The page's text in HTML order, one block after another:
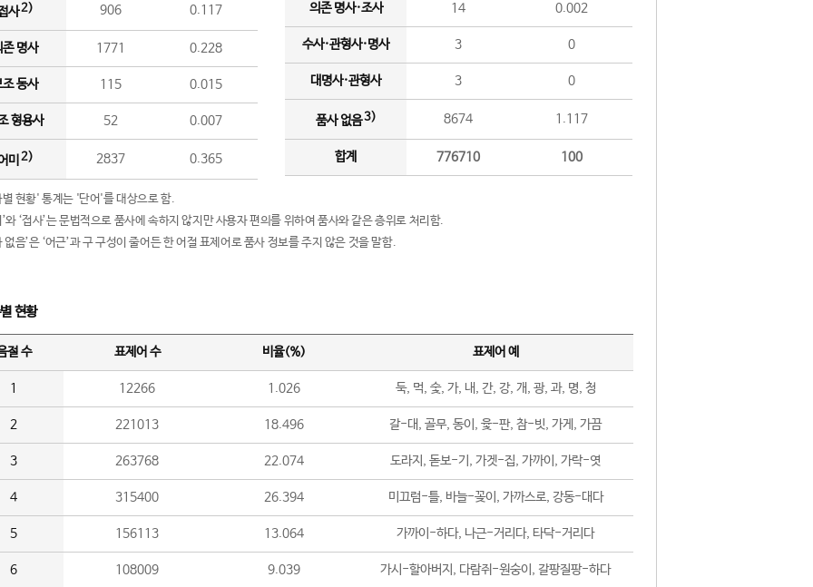
사2) 906 0.117
존 명사 1771 0.228
조 동사 115 0.015
형용사 52 0.007
미 2) 2837 0.365
의존 명사·조사 14 0.002
수사·관형사·명사 3 0
대명사·관형사 3 0
품사 없음3) 8674 1.117
합계 776710 100
현황' 통계는 '단어'를 대상으로 함.
와 ‘접사’는 문법적으로 품사에 속하지 않지만 사용자 편의를 위하여 품사와 같은 층위로 처리함.
없음’은 ‘어근’과 구 구성이 줄어든 한 어절 표제어로 품사 정보를 주지 않은 것을 말함.
현황
절 수 표제어 수 비율(%) 표제어 예
1 12266 1.026 둑, 먹, 숯, 가, 내, 간, 강, 개, 광, 과, 명, 청
2 221013 18.496 갈-대, 골무, 동이, 윷-판, 참-빗, 가게, 가끔
3 263768 22.074 도라지, 돋보-기, 가겟-집, 가까이, 가락-엿
4 315400 26.394 미끄럼-틀, 바늘-꽂이, 가까스로, 강동-대다
5 156113 13.064 가까이-하다, 나근-거리다, 타닥-거리다
6 108009 9.039 가시-할아버지, 다람쥐-원숭이, 갈팡질팡-하다